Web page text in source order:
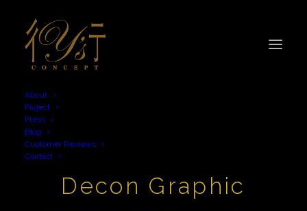
About
Project
Press
Blog
Customer Reviews
Contact
Decon Graphic